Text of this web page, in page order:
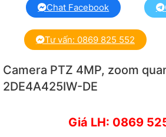
Chat Facebook
Tư vấn: 0869 825 552
Camera PTZ 4MP, zoom
2DE4A425IW-DE
Giá LH: 0869